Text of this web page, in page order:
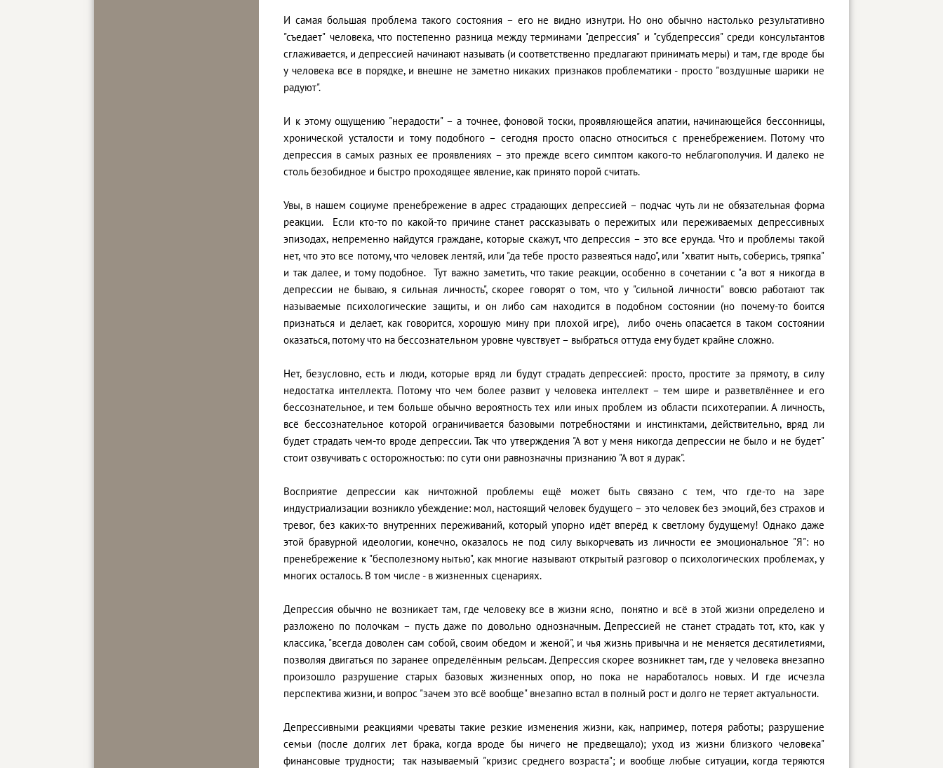
И самая большая проблема такого состояния – его не видно изнутри. Но оно обычно настолько результативно
"съедает" человека, что постепенно разница между терминами "депрессия" и "субдепрессия" среди консультантов
сглаживается, и депрессией начинают называть (и соответственно предлагают принимать меры) и там, где вроде бы
у человека все в порядке, и внешне не заметно никаких признаков проблематики - просто "воздушные шарики не
радуют".
И к этому ощущению "нерадости" – а точнее, фоновой тоски, проявляющейся апатии, начинающейся бессонницы,
хронической усталости и тому подобного – сегодня просто опасно относиться с пренебрежением. Потому что
депрессия в самых разных ее проявлениях – это прежде всего симптом какого-то неблагополучия. И далеко не
столь безобидное и быстро проходящее явление, как принято порой считать.
Увы, в нашем социуме пренебрежение в адрес страдающих депрессией – подчас чуть ли не обязательная форма
реакции. Если кто-то по какой-то причине станет рассказывать о пережитых или переживаемых депрессивных
эпизодах, непременно найдутся граждане, которые скажут, что депрессия – это все ерунда. Что и проблемы такой
нет, что это все потому, что человек лентяй, или "да тебе просто развеяться надо", или "хватит ныть, соберись, тряпка"
и так далее, и тому подобное. Тут важно заметить, что такие реакции, особенно в сочетании с "а вот я никогда в
депрессии не бываю, я сильная личность", скорее говорят о том, что у "сильной личности" вовсю работают так
называемые психологические защиты, и он либо сам находится в подобном состоянии (но почему-то боится
признаться и делает, как говорится, хорошую мину при плохой игре), либо очень опасается в таком состоянии
оказаться, потому что на бессознательном уровне чувствует – выбраться оттуда ему будет крайне сложно.
Нет, безусловно, есть и люди, которые вряд ли будут страдать депрессией: просто, простите за прямоту, в силу
недостатка интеллекта. Потому что чем более развит у человека интеллект – тем шире и разветвлённее и его
бессознательное, и тем больше обычно вероятность тех или иных проблем из области психотерапии. А личность,
всё бессознательное которой ограничивается базовыми потребностями и инстинктами, действительно, вряд ли
будет страдать чем-то вроде депрессии. Так что утверждения "А вот у меня никогда депрессии не было и не будет"
стоит озвучивать с осторожностью: по сути они равнозначны признанию "А вот я дурак".
Восприятие депрессии как ничтожной проблемы ещё может быть связано с тем, что где-то на заре
индустриализации возникло убеждение: мол, настоящий человек будущего – это человек без эмоций, без страхов и
тревог, без каких-то внутренних переживаний, который упорно идёт вперёд к светлому будущему! Однако даже
этой бравурной идеологии, конечно, оказалось не под силу выкорчевать из личности ее эмоциональное "Я": но
пренебрежение к "бесполезному нытью", как многие называют открытый разговор о психологических проблемах, у
многих осталось. В том числе - в жизненных сценариях.
Депрессия обычно не возникает там, где человеку все в жизни ясно, понятно и всё в этой жизни определено и
разложено по полочкам – пусть даже по довольно однозначным. Депрессией не станет страдать тот, кто, как у
классика, "всегда доволен сам собой, своим обедом и женой", и чья жизнь привычна и не меняется десятилетиями,
позволяя двигаться по заранее определённым рельсам. Депрессия скорее возникнет там, где у человека внезапно
произошло разрушение старых базовых жизненных опор, но пока не наработалось новых. И где исчезла
перспектива жизни, и вопрос "зачем это всё вообще" внезапно встал в полный рост и долго не теряет актуальности.
Депрессивными реакциями чреваты такие резкие изменения жизни, как, например, потеря работы; разрушение
семьи (после долгих лет брака, когда вроде бы ничего не предвещало); уход из жизни близкого человека"
финансовые трудности; так называемый "кризис среднего возраста"; и вообще любые ситуации, когда теряются